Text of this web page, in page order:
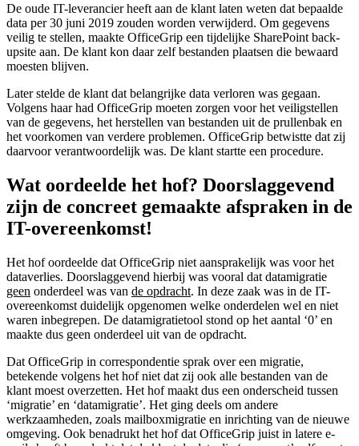
De oude IT-leverancier heeft aan de klant laten weten dat bepaalde
data per 30 juni 2019 zouden worden verwijderd. Om gegevens
veilig te stellen, maakte OfficeGrip een tijdelijke SharePoint back-
upsite aan. De klant kon daar zelf bestanden plaatsen die bewaard
moesten blijven.
Later stelde de klant dat belangrijke data verloren was gegaan.
Volgens haar had OfficeGrip moeten zorgen voor het veiligstellen
van de gegevens, het herstellen van bestanden uit de prullenbak en
het voorkomen van verdere problemen. OfficeGrip betwistte dat zij
daarvoor verantwoordelijk was. De klant startte een procedure.
Wat oordeelde het hof? Doorslaggevend
zijn de concreet gemaakte afspraken in de
IT-overeenkomst!
Het hof oordeelde dat OfficeGrip niet aansprakelijk was voor het
dataverlies. Doorslaggevend hierbij was vooral dat datamigratie
geen onderdeel was van de opdracht. In deze zaak was in de IT-
overeenkomst duidelijk opgenomen welke onderdelen wel en niet
waren inbegrepen. De datamigratietool stond op het aantal ‘0’ en
maakte dus geen onderdeel uit van de opdracht.
Dat OfficeGrip in correspondentie sprak over een migratie,
betekende volgens het hof niet dat zij ook alle bestanden van de
klant moest overzetten. Het hof maakt dus een onderscheid tussen
‘migratie’ en ‘datamigratie’. Het ging deels om andere
werkzaamheden, zoals mailboxmigratie en inrichting van de nieuwe
omgeving. Ook benadrukt het hof dat OfficeGrip juist in latere e-